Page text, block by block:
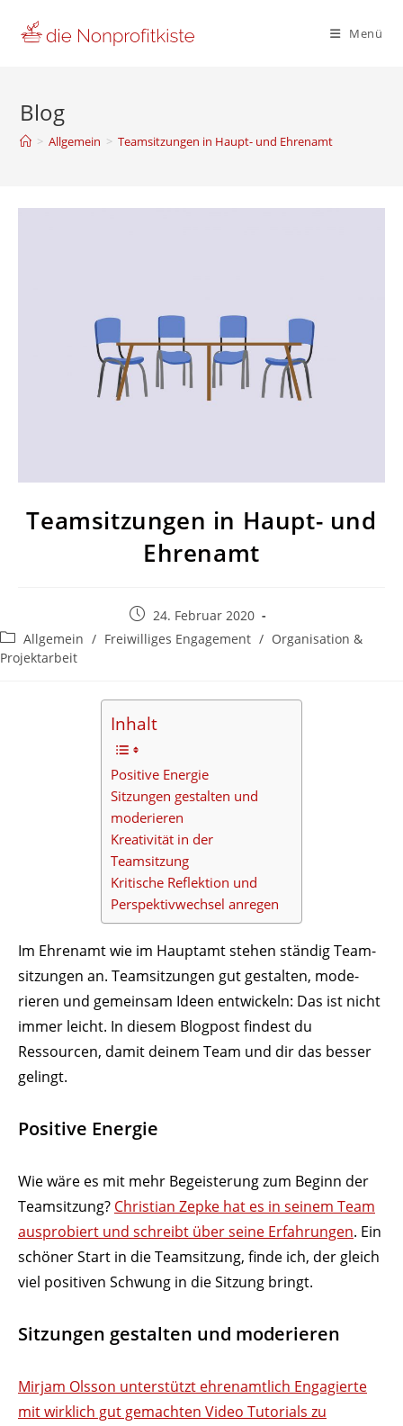
Inhalt
Menü
Blog
> Allgemein > Teamsitzungen in Haupt- und Ehrenamt
Team­sit­zungen in Haupt- und
Ehrenamt
Beitrag
veröffentlicht:
24. Februar 2020
Beitrags-
Kategorie:
Allgemein / Freiwilliges Engagement / Organisation &
Projektarbeit
Inhalt
Positive Energie
Sitzungen gestalten und
moderieren
Krea­ti­vität in der
Teamsitzung
Kritische Reflektion und
Perspek­tiv­wechsel anregen
Im Ehrenamt wie im Hauptamt stehen ständig Team­
sit­zungen an. Team­sit­zungen gut gestalten, mode­
rieren und gemeinsam Ideen entwi­ckeln: Das ist nicht
immer leicht. In diesem Blogpost findest du
Ressourcen, damit deinem Team und dir das besser
gelingt.
Positive Energie
Wie wäre es mit mehr Begeis­terung zum Beginn der
Team­sitzung? Christian Zepke hat es in seinem Team
auspro­biert und schreibt über seine Erfah­rungen. Ein
schöner Start in die Team­sitzung, finde ich, der gleich
viel posi­tiven Schwung in die Sitzung bringt.
Sitzungen gestalten und moderieren
Mirjam Olsson unter­stützt ehren­amtlich Enga­gierte
mit wirklich gut gemachten Video Tuto­rials zu